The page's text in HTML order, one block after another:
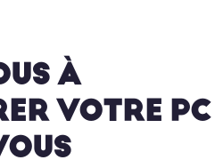
À
VOTRE PC